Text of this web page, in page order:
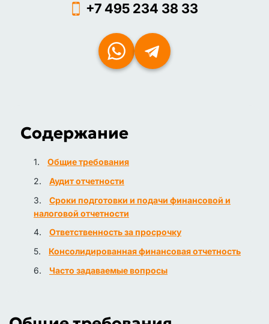
+7 495 234 38 33
Содержание
Общие требования
Аудит отчетности
Сроки подготовки и подачи финансовой и
налоговой отчетности
Ответственность за просрочку
Консолидированная финансовая отчетность
Часто задаваемые вопросы